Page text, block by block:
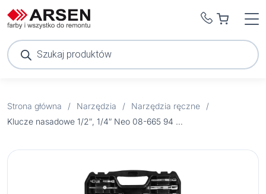
Wyszukiwarka
produktów
Strona główna / Narzędzia / Narzędzia ręczne
/
Klucze nasadowe 1/2″, 1/4″ Neo 08-665 94 szt